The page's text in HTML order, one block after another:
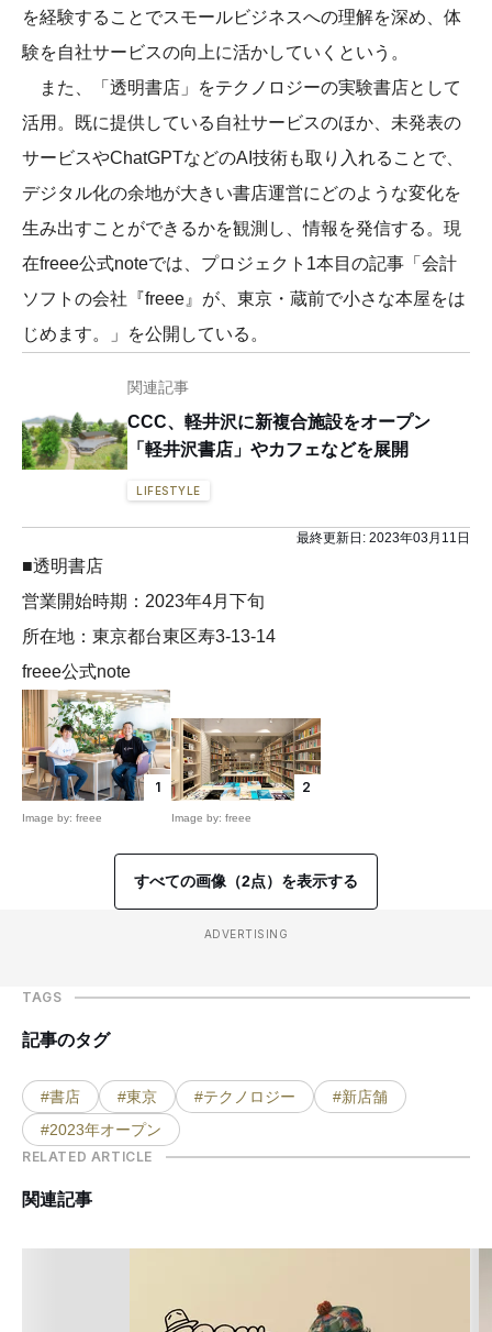
を経験することでスモールビジネスへの理解を深め、体
験を自社サービスの向上に活かしていくという。
また、「透明書店」をテクノロジーの実験書店として
活用。既に提供している自社サービスのほか、未発表の
サービスやChatGPTなどのAI技術も取り入れることで、
デジタル化の余地が大きい書店運営にどのような変化を
生み出すことができるかを観測し、情報を発信する。現
在freee公式noteでは、プロジェクト1本目の記事「会計
ソフトの会社『freee』が、東京・蔵前で小さな本屋をは
じめます。」を公開している。
関連記事
CCC、軽井沢に新複合施設をオープン
「軽井沢書店」やカフェなどを展開
LIFESTYLE
最終更新日: 2023年03月11日
■透明書店
営業開始時期：2023年4月下旬
所在地：東京都台東区寿3-13-14
freee公式note
1
Image by: freee
2
Image by: freee
すべての画像（2点）を表示する
ADVERTISING
TAGS
記事のタグ
#書店 #東京 #テクノロジー
#新店舗
#2023年オープン
RELATED ARTICLE
関連記事